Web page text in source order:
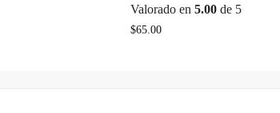
Valorado en 5.00de 5
$65.00